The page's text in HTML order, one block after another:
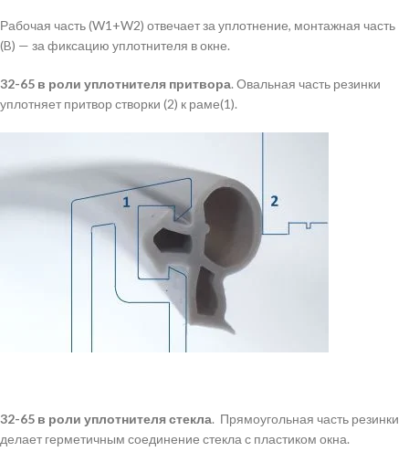
Рабочая часть (W1+W2) отвечает за уплотнение, монтажная часть
(B) — за фиксацию уплотнителя в окне.
32-65 в роли уплотнителя притвора. Овальная часть резинки
уплотняет притвор створки (2) к раме(1).
32-65 в роли уплотнителя стекла. Прямоугольная часть резинки
делает герметичным соединение стекла с пластиком окна.